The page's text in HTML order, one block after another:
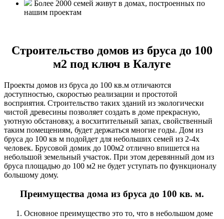
Более 2000 семей живут в домах, построенных по
нашим проектам
Строительство домов из бруса до 100
м2 под ключ в Калуге
Проекты домов из бруса до 100 кв.м отличаются
доступностью, скоростью реализации и простотой
восприятия. Строительство таких зданий из экологически
чистой древесины позволяет создать в доме прекрасную,
уютную обстановку, а восхитительный запах, свойственный
таким помещениям, будет держаться многие годы. Дом из
бруса до 100 кв м подойдет для небольших семей из 2-4х
человек. Брусовой домик до 100м2 отлично впишется на
небольшой земельный участок. При этом деревянный дом из
бруса площадью до 100 м2 не будет уступать по функционалу
большому дому.
Преимущества дома из бруса до 100 кв. м.
Основное преимущество это то, что в небольшом доме